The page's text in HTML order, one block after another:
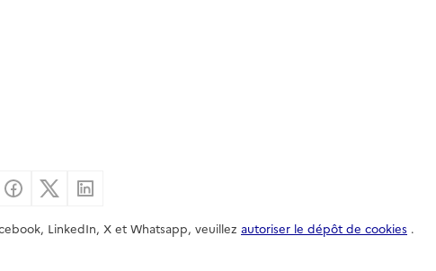
Partager par email
Partager sur Facebook
Partager sur X
LinkedIn, X et Whatsapp, veuillez autoriser le dépôt de cookies .